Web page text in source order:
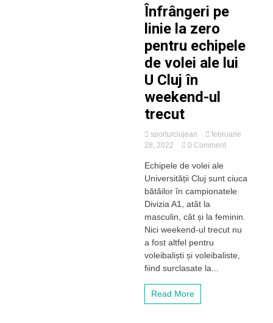
Înfrângeri pe
linie la zero
pentru echipele
de volei ale lui
U Cluj în
weekend-ul
trecut
sportulclujean
februarie
28, 2022
0 Commenton
linie
la
echipele
de
ale
Echipele de volei ale
Universității Cluj sunt ciuca
bătăilor în campionatele
Divizia A1, atât la
masculin, cât și la feminin.
Nici weekend-ul trecut nu
a fost altfel pentru
voleibaliști și voleibaliste,
fiind surclasate la...
Read More